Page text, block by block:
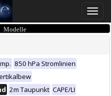
Toggle
850 hPa Stromlinien
2m Taupunkt CAPE/LI